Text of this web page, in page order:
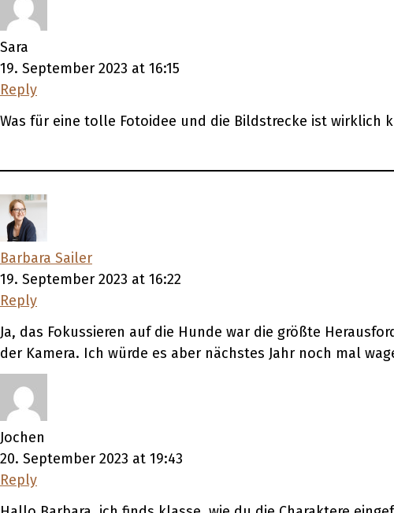
Sara
19. September 2023 at 16:15
Reply
Was für eine tolle Fotoidee und die Bildstrecke ist wirklich
Barbara Sailer
19. September 2023 at 16:22
Reply
Ja, das Fokussieren auf die Hunde war die größte
der Kamera. Ich würde es aber nächstes Jahr noch mal
Jochen
20. September 2023 at 19:43
Reply